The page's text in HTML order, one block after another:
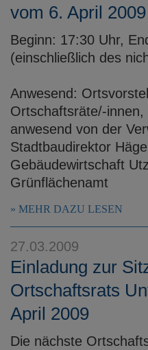
vom 6. April 2009
Beginn: 17:30 Uhr,
(einschließlich des
Anwesend:
Ortschaftsräte/-innen,
anwesend von der
Stadtbaudirektor
Gebäudewirtschaft
Grünflächenamt
MEHR DAZU LESEN
27.03.2009
Einladung zur
Ortschaftsrats
April 2009
Die nächste